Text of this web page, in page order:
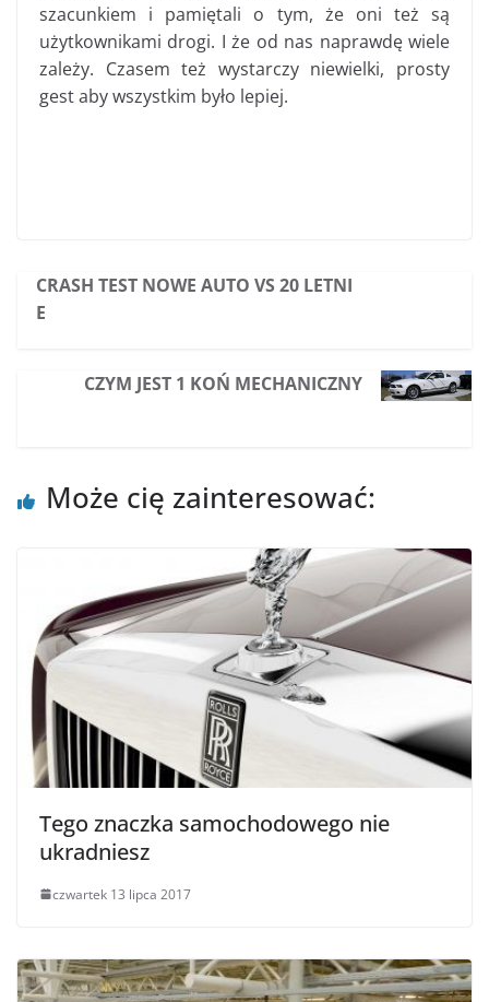
szacunkiem i pamiętali o tym, że oni też są
użytkownikami drogi. I że od nas naprawdę wiele
zależy. Czasem też wystarczy niewielki, prosty
gest aby wszystkim było lepiej.
CRASH TEST NOWE AUTO VS 20 LETNI
E
CZYM JEST 1 KOŃ MECHANICZNY
Może cię zainteresować:
Tego znaczka samochodowego nie
ukradniesz
czwartek 13 lipca 2017